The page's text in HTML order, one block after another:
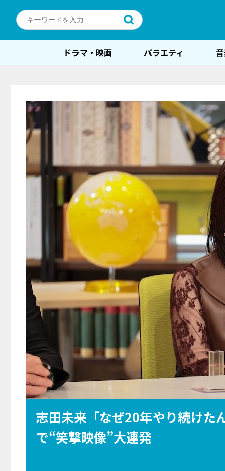
ドラマ・映画 バラエティ
志田未来「なぜ20年やり続けた
で“笑撃映像”大連発